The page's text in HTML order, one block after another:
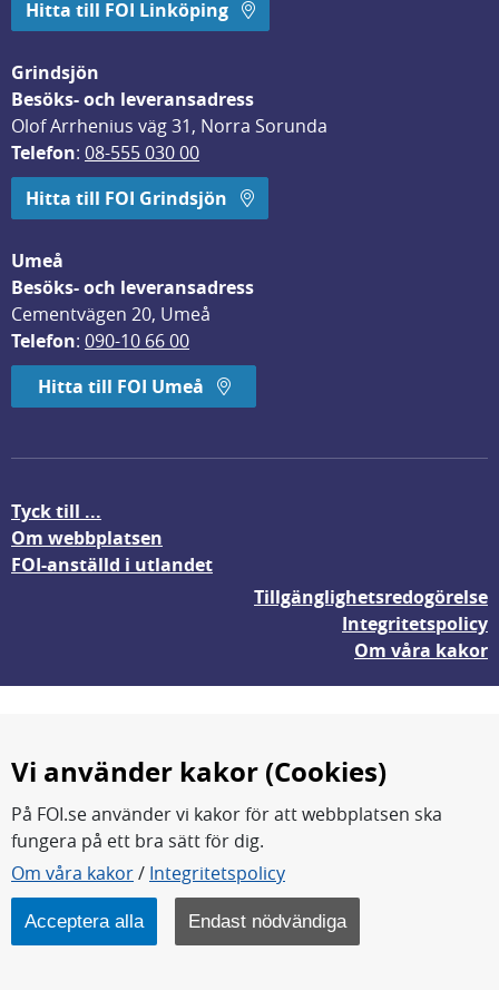
Hitta till FOI Linköping
Grindsjön
Besöks- och leveransadress
Olof Arrhenius väg 31, Norra Sorunda
Telefon: 08-555 030 00
Hitta till FOI Grindsjön
Umeå
Besöks- och leveransadress
Cementvägen 20, Umeå
Telefon: 090-10 66 00
Hitta till FOI Umeå
Tyck till ...
Om webbplatsen
FOI-anställd i utlandet
Tillgänglighetsredogörelse
Integritetspolicy
Om våra kakor
FOI forskar för en säkrare värld.
FOI:s kärnverksamhet är forskning, metod- och
teknikutveckling samt analyser och studier.
Myndigheten ligger under Försvarsdepartementet.
Vi använder kakor (Cookies)
På FOI.se använder vi kakor för att webbplatsen ska
fungera på ett bra sätt för dig.
Om våra kakor/ Integritetspolicy
Acceptera alla Endast nödvändiga